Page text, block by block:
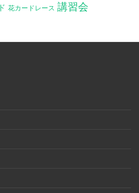
花カードレース 講習会